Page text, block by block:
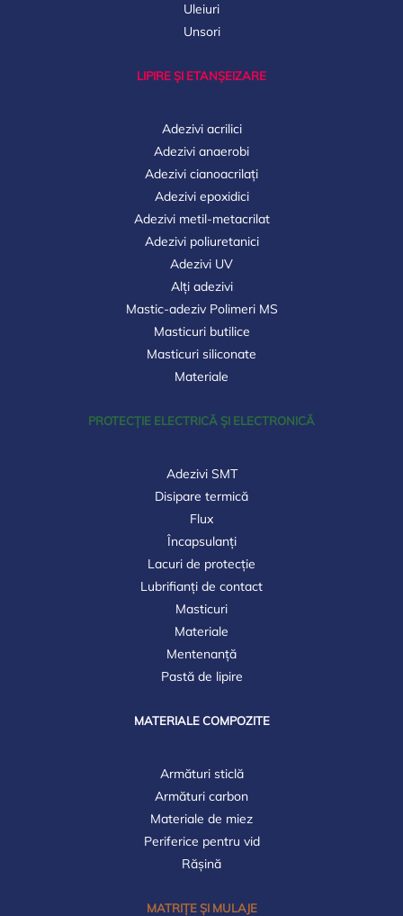
Uleiuri
Unsori
LIPIRE ȘI ETANȘEIZARE
Adezivi acrilici
Adezivi anaerobi
Adezivi cianoacrilați
Adezivi epoxidici
Adezivi metil-metacrilat
Adezivi poliuretanici
Adezivi UV
Alți adezivi
Mastic-adeziv Polimeri MS
Masticuri butilice
Masticuri siliconate
Materiale
PROTECȚIE ELECTRICĂ ȘI ELECTRONICĂ
Adezivi SMT
Disipare termică
Flux
Încapsulanți
Lacuri de protecție
Lubrifianți de contact
Masticuri
Materiale
Mentenanță
Pastă de lipire
MATERIALE COMPOZITE
Armături sticlă
Armături carbon
Materiale de miez
Periferice pentru vid
Rășină
MATRIȚE ȘI MULAJE